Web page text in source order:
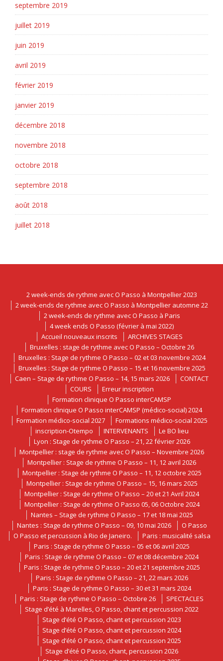
septembre 2019
juillet 2019
juin 2019
avril 2019
février 2019
janvier 2019
décembre 2018
novembre 2018
octobre 2018
septembre 2018
août 2018
juillet 2018
2 week-ends de rythme avec O Passo à Montpellier 2023
2 week-ends de rythme avec O Passo à Montpellier automne 22
2 week-ends de rythme avec O Passo à Paris
4 week ends O Passo (février à mai 2022)
Accueil nouveaux inscrits
ARCHIVES STAGES
Bruxelles : stage de rythme avec O Passo – Octobre 26
Bruxelles : Stage de rythme O Passo – 02 et 03 novembre 2024
Bruxelles : Stage de rythme O Passo – 15 et 16 novembre 2025
Caen – Stage de rythme O Passo – 14, 15 mars 2026
CONTACT
COURS
Erreur inscription
Formation clinique O Passo interCAMSP
Formation clinique O Passo interCAMSP (médico-social) 2024
Formation médico-social 2027
Formations médico-social 2025
inscription-Otempo
INTERVENANTS
Le BO lieu
Lyon : Stage de rythme O Passo – 21, 22 février 2026
Montpellier : stage de rythme avec O Passo – Novembre 2026
Montpellier : Stage de rythme O Passo – 11, 12 avril 2026
Montpellier : Stage de rythme O Passo – 11, 12 octobre 2025
Montpellier : Stage de rythme O Passo – 15, 16 mars 2025
Montpellier : Stage de rythme O Passo – 20 et 21 Avril 2024
Montpellier : Stage de rythme O Passo 05, 06 Octobre 2024
Nantes – Stage de rythme O Passo – 17 et 18 mai 2025
Nantes : Stage de rythme O Passo – 09, 10 mai 2026
O Passo
O Passo et percussion à Rio de Janeiro.
Paris : musicalité salsa
Paris : Stage de rythme O Passo – 05 et 06 avril 2025
Paris : Stage de rythme O Passo – 07 et 08 décembre 2024
Paris : Stage de rythme O Passo – 20 et 21 septembre 2025
Paris : Stage de rythme O Passo – 21, 22 mars 2026
Paris : Stage de rythme O Passo – 30 et 31 mars 2024
Paris : Stage de rythme O Passo – Octobre 26
SPECTACLES
Stage d’été à Marelles, O Passo, chant et percussion 2022
Stage d’été O Passo, chant et percussion 2023
Stage d’été O Passo, chant et percussion 2024
Stage d’été O Passo, chant et percussion 2025
Stage d’été O Passo, chant, percussion 2026